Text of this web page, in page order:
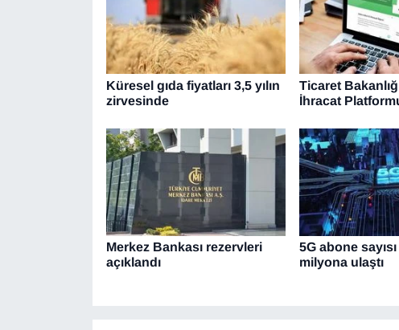
Küresel gıda fiyatları 3,5 yılın
zirvesinde
Ticaret
İhracat
Merkez Bankası rezervleri
açıklandı
5G abone
milyona ulaştı